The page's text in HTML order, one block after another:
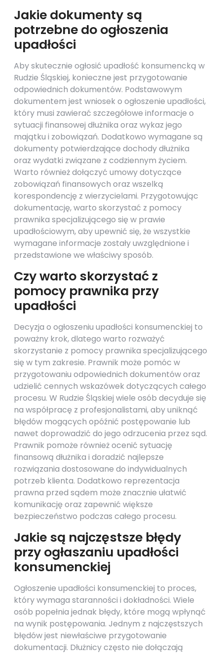
Jakie dokumenty są
potrzebne do ogłoszenia
upadłości
Aby skutecznie ogłosić upadłość konsumencką w
Rudzie Śląskiej, konieczne jest przygotowanie
odpowiednich dokumentów. Podstawowym
dokumentem jest wniosek o ogłoszenie upadłości,
który musi zawierać szczegółowe informacje o
sytuacji finansowej dłużnika oraz wykaz jego
majątku i zobowiązań. Dodatkowo wymagane są
dokumenty potwierdzające dochody dłużnika
oraz wydatki związane z codziennym życiem.
Warto również dołączyć umowy dotyczące
zobowiązań finansowych oraz wszelką
korespondencję z wierzycielami. Przygotowując
dokumentację, warto skorzystać z pomocy
prawnika specjalizującego się w prawie
upadłościowym, aby upewnić się, że wszystkie
wymagane informacje zostały uwzględnione i
przedstawione we właściwy sposób.
Czy warto skorzystać z
pomocy prawnika przy
upadłości
Decyzja o ogłoszeniu upadłości konsumenckiej to
poważny krok, dlatego warto rozważyć
skorzystanie z pomocy prawnika specjalizującego
się w tym zakresie. Prawnik może pomóc w
przygotowaniu odpowiednich dokumentów oraz
udzielić cennych wskazówek dotyczących całego
procesu. W Rudzie Śląskiej wiele osób decyduje się
na współpracę z profesjonalistami, aby uniknąć
błędów mogących opóźnić postępowanie lub
nawet doprowadzić do jego odrzucenia przez sąd.
Prawnik pomoże również ocenić sytuację
finansową dłużnika i doradzić najlepsze
rozwiązania dostosowane do indywidualnych
potrzeb klienta. Dodatkowo reprezentacja
prawna przed sądem może znacznie ułatwić
komunikację oraz zapewnić większe
bezpieczeństwo podczas całego procesu.
Jakie są najczęstsze błędy
przy ogłaszaniu upadłości
konsumenckiej
Ogłoszenie upadłości konsumenckiej to proces,
który wymaga staranności i dokładności. Wiele
osób popełnia jednak błędy, które mogą wpłynąć
na wynik postępowania. Jednym z najczęstszych
błędów jest niewłaściwe przygotowanie
dokumentacji. Dłużnicy często nie dołączają